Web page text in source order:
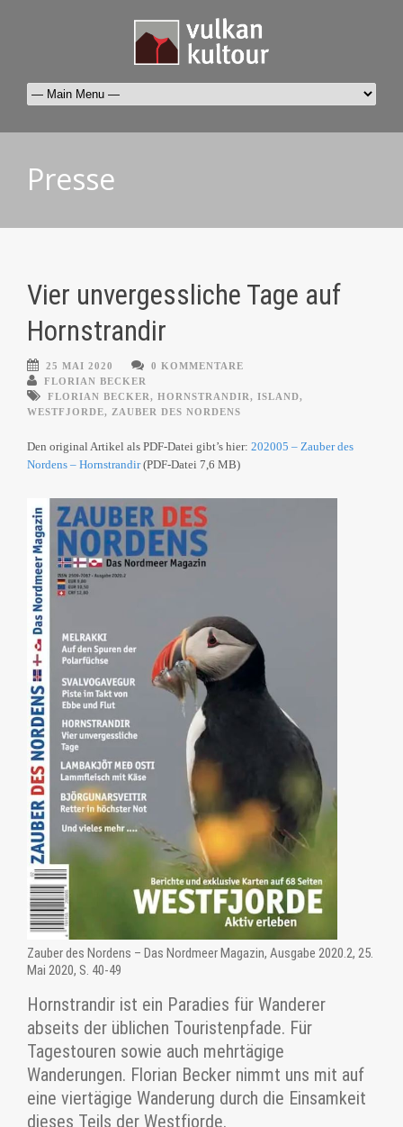
Presse
Vier unvergessliche Tage auf
Hornstrandir
25 MAI 2020
0 KOMMENTARE
FLORIAN BECKER
FLORIAN BECKER, HORNSTRANDIR, ISLAND,
WESTFJORDE, ZAUBER DES NORDENS
Den original Artikel als PDF-Datei gibt’s hier: 202005 – Zauber des
Nordens – Hornstrandir(PDF-Datei 7,6 MB)
Zauber des Nordens – Das Nordmeer Magazin, Ausgabe 2020.2, 25.
Mai 2020, S. 40-49
Hornstrandir ist ein Paradies für Wanderer
abseits der üblichen Touristenpfade. Für
Tagestouren sowie auch mehrtägige
Wanderungen. Florian Becker nimmt uns mit auf
eine viertägige Wanderung durch die Einsamkeit
dieses Teils der Westfjorde.